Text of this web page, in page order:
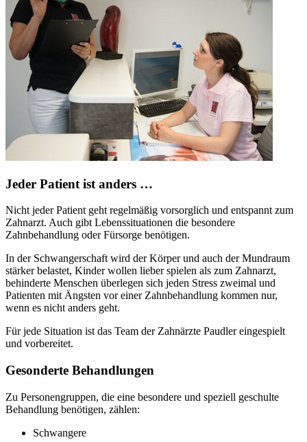
Jeder Patient ist anders …
Nicht jeder Patient geht regelmäßig vorsorglich und entspannt zum
Zahnarzt. Auch gibt Lebenssituationen die besondere
Zahnbehandlung oder Fürsorge benötigen.
In der Schwangerschaft wird der Körper und auch der Mundraum
stärker belastet, Kinder wollen lieber spielen als zum Zahnarzt,
behinderte Menschen überlegen sich jeden Stress zweimal und
Patienten mit Ängsten vor einer Zahnbehandlung kommen nur,
wenn es nicht anders geht.
Für jede Situation ist das Team der Zahnärzte Paudler eingespielt
und vorbereitet.
Gesonderte Behandlungen
Zu Personengruppen, die eine besondere und speziell geschulte
Behandlung benötigen, zählen:
Schwangere